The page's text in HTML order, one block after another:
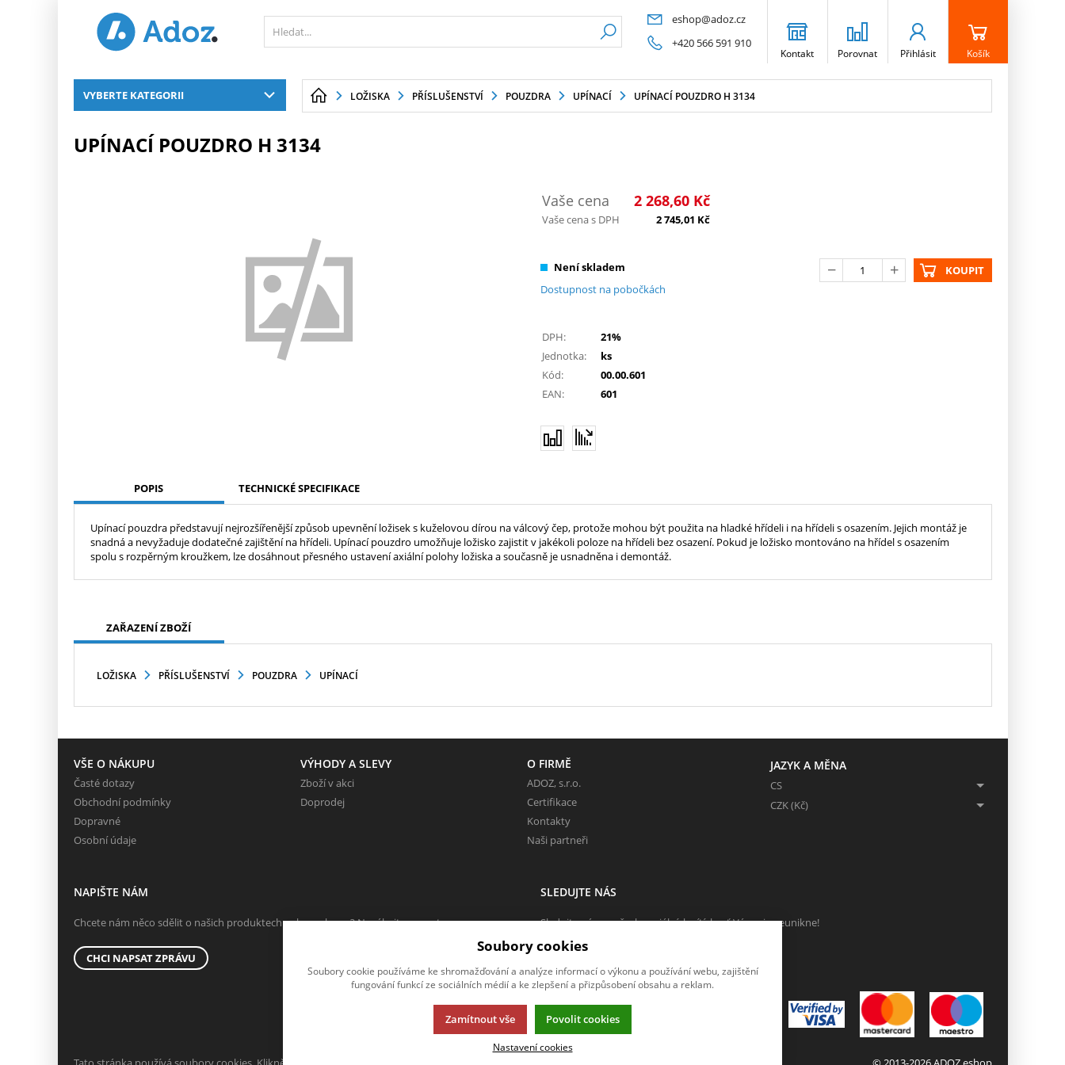
eshop@adoz.cz
+420 566 591 910
Kontakt Porovnat Přihlásit Košík
VYBERTE KATEGORII LOŽISKA PŘÍSLUŠENSTVÍ POUZDRA UPÍNACÍ UPÍNACÍ POUZDRO H 3134
UPÍNACÍ POUZDRO H 3134
Vaše cena 2 268,60 Kč
Vaše cena s DPH 2 745,01 Kč
Není skladem
Dostupnost na pobočkách
KOUPIT
DPH:
21%
Jednotka:
ks
Kód:
00.00.601
EAN:
601
POPIS TECHNICKÉ SPECIFIKACE
Upínací pouzdra představují nejrozšířenější způsob upevnění ložisek s kuželovou dírou na válcový čep, protože mohou být použita na hladké hřídeli i na hřídeli s osazením. Jejich montáž je
snadná a nevyžaduje dodatečné zajištění na hřídeli. Upínací pouzdro umožňuje ložisko zajistit v jakékoli poloze na hřídeli bez osazení. Pokud je ložisko montováno na hřídel s osazením
spolu s rozpěrným kroužkem, lze dosáhnout přesného ustavení axiální polohy ložiska a současně je usnadněna i demontáž.
ZAŘAZENÍ ZBOŽÍ
LOŽISKA PŘÍSLUŠENSTVÍ POUZDRA UPÍNACÍ
VŠE O NÁKUPU
Časté dotazy
Obchodní podmínky
Dopravné
Osobní údaje
VÝHODY A SLEVY
Zboží v akci
Doprodej
O FIRMĚ
ADOZ, s.r.o.
Certifikace
Kontakty
Naši partneři
JAZYK A MĚNA
CS
CZK (Kč)
NAPIŠTE NÁM
Chcete nám něco sdělit o našich produktech nebo e-shopu? Neváhejte napsat.
CHCI NAPSAT ZPRÁVU
SLEDUJTE NÁS
Sledujte nás na všech sociálních sítích, ať Vám nic neunikne!
Soubory cookies
Soubory cookie používáme ke shromažďování a analýze informací o výkonu a používání webu, zajištění
fungování funkcí ze sociálních médií a ke zlepšení a přizpůsobení obsahu a reklam.
Zamítnout vše Povolit cookies
Nastavení cookies